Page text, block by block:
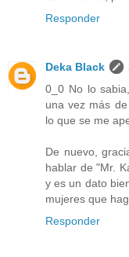
Responder
Deka Black
0_0 No lo
una vez más
lo que se me
De nuevo,
hablar de "Mr.
y es un dato
mujeres que
Responder